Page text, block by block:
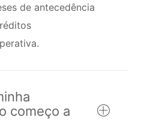
de antecedência
começo a